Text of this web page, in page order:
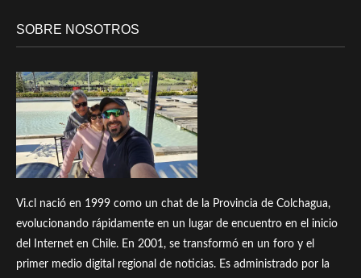
SOBRE NOSOTROS
Vi.cl nació en 1999 como un chat de la Provincia de Colchagua,
evolucionando rápidamente en un lugar de encuentro en el inicio
del Internet en Chile. En 2001, se transformó en un foro y el
primer medio digital regional de noticias. Es administrado por la